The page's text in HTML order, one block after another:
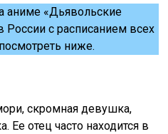
аниме «Дьявольские
с расписанием всех
ниже.
скромная девушка,
Ее отец часто находится в